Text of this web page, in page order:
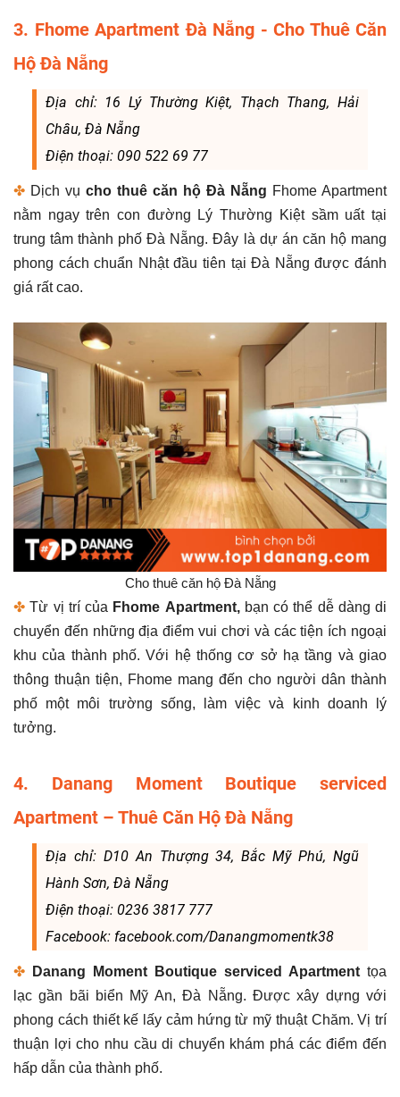
3. Fhome Apartment Đà Nẵng - Cho Thuê Căn
Hộ Đà Nẵng
Địa chỉ: 16 Lý Thường Kiệt, Thạch Thang, Hải
Châu, Đà Nẵng
Điện thoại: 090 522 69 77
✤ Dịch vụ cho thuê căn hộ Đà Nẵng Fhome Apartment
nằm ngay trên con đường Lý Thường Kiệt sầm uất tại
trung tâm thành phố Đà Nẵng. Đây là dự án căn hộ mang
phong cách chuẩn Nhật đầu tiên tại Đà Nẵng được đánh
giá rất cao.
Cho thuê căn hộ Đà Nẵng
✤Từ vị trí của Fhome Apartment,bạn có thể dễ dàng di
chuyển đến những địa điểm vui chơi và các tiện ích ngoại
khu của thành phố. Với hệ thống cơ sở hạ tầng và giao
thông thuận tiện, Fhome mang đến cho người dân thành
phố một môi trường sống, làm việc và kinh doanh lý
tưởng.
4. Danang Moment Boutique serviced
Apartment – Thuê Căn Hộ Đà Nẵng
Địa chỉ: D10 An Thượng 34, Bắc Mỹ Phú, Ngũ
Hành Sơn, Đà Nẵng
Điện thoại: 0236 3817 777
Facebook: facebook.com/Danangmomentk38
✤ Danang Moment Boutique serviced Apartment tọa
lạc gần bãi biển Mỹ An, Đà Nẵng. Được xây dựng với
phong cách thiết kế lấy cảm hứng từ mỹ thuật Chăm. Vị trí
thuận lợi cho nhu cầu di chuyển khám phá các điểm đến
hấp dẫn của thành phố.